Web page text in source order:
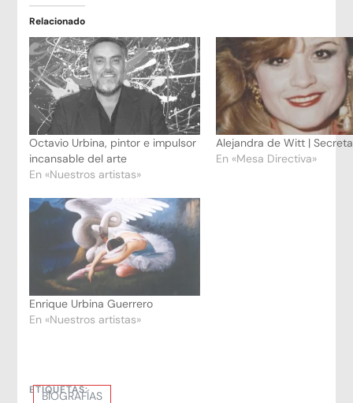
Relacionado
Octavio Urbina, pintor e impulsor
incansable del arte
En «Nuestros artistas»
Alejandra de Witt |
En «Mesa Directiva»
Enrique Urbina Guerrero
En «Nuestros artistas»
ETIQUETAS:
BIOGRAFÍAS